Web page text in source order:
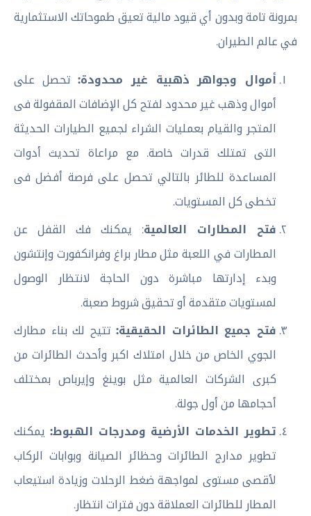
بمرونة تامة وبدون أي قيود مالية تعيق طموحاتك الاستثمارية
في عالم الطيران.
أموال وجواهر ذهبية غير محدودة:تحصل على
أموال وذهب غير محدود لفتح كل الإضافات المقفولة فى
المتجر والقيام بعمليات الشراء لجميع الطيارات الحديثة
التى تمتلك قدرات خاصة. مع مراعاة تحديث أدوات
المساعدة للطائر بالتالي تحصل على فرصة أفضل فى
تخطى كل المستويات.
فتح المطارات العالمية: يمكنك فك القفل عن
المطارات في اللعبة مثل مطار براغ وفرانكفورت وإنتشون
وبدء إدارتها مباشرة دون الحاجة لانتظار الوصول
لمستويات متقدمة أو تحقيق شروط صعبة.
فتح جميع الطائرات الحقيقية:تتيح لك بناء مطارك
الجوي الخاص من خلال امتلاك اكبر وأحدث الطائرات من
كبرى الشركات العالمية مثل بوينغ وإيرباص بمختلف
أحجامها من أول جولة.
تطوير الخدمات الأرضية ومدرجات الهبوط: يمكنك
تطوير مدارج الطائرات وحظائر الصيانة وبوابات الركاب
لأقصى مستوى لمواجهة ضغط الرحلات وزيادة استيعاب
المطار للطائرات العملاقة دون فترات انتظار.